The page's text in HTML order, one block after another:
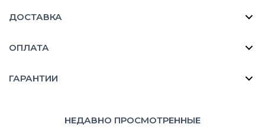
ДОСТАВКА
ОПЛАТА
ГАРАНТИИ
НЕДАВНО ПРОСМОТРЕННЫЕ